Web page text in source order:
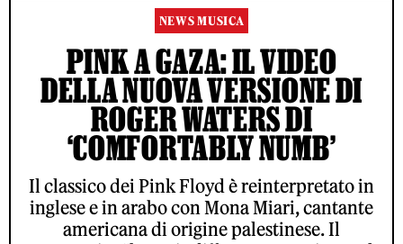
NEWS MUSICA
PINK A GAZA: IL VIDEO
DELLA NUOVA VERSIONE DI
ROGER WATERS DI
‘COMFORTABLY NUMB’
Il classico dei Pink Floyd è reinterpretato in
inglese e in arabo con Mona Miari, cantante
americana di origine palestinese. Il